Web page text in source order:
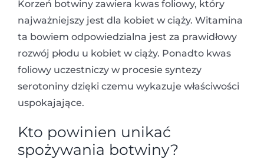
Korzeń botwiny zawiera kwas foliowy, który
najważniejszy jest dla kobiet w ciąży. Witamina
ta bowiem odpowiedzialna jest za prawidłowy
rozwój płodu u kobiet w ciąży. Ponadto kwas
foliowy uczestniczy w procesie syntezy
serotoniny dzięki czemu wykazuje właściwości
uspokajające.
Kto powinien unikać
spożywania botwiny?